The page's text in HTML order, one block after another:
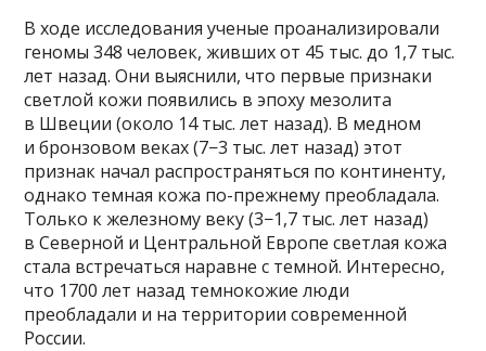
В ходе исследования ученые проанализировали
геномы 348 человек, живших от 45 тыс. до 1,7 тыс.
лет назад. Они выяснили, что первые признаки
светлой кожи появились в эпоху мезолита
в Швеции (около 14 тыс. лет назад). В медном
и бронзовом веках (7−3 тыс. лет назад) этот
признак начал распространяться по континенту,
однако темная кожа по-прежнему преобладала.
Только к железному веку (3−1,7 тыс. лет назад)
в Северной и Центральной Европе светлая кожа
стала встречаться наравне с темной. Интересно,
что 1700 лет назад темнокожие люди
преобладали и на территории современной
России.